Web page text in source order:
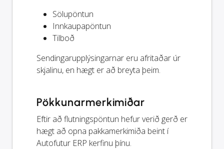
Sölupöntun
Innkaupapöntun
Tilboð
Sendingarupplýsingarnar eru afritaðar úr
skjalinu, en hægt er að breyta þeim.
Pökkunarmerkimiðar
Eftir að flutningspöntun hefur verið gerð er
hægt að opna pakkamerkimiða beint í
Autofutur ERP kerfinu þínu.